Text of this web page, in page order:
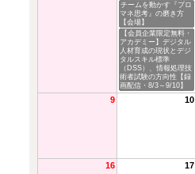
9 10
16 17
チームを動かす『プロ
マネ思考』の磨き方
【会場】
【会員企業限定無料・
アカデミー】デジタル
人材育成の現状とデジ
タルスキル標準
（DSS）、情報処理技
術者試験の方向性【録
画配信・8/3～9/10】